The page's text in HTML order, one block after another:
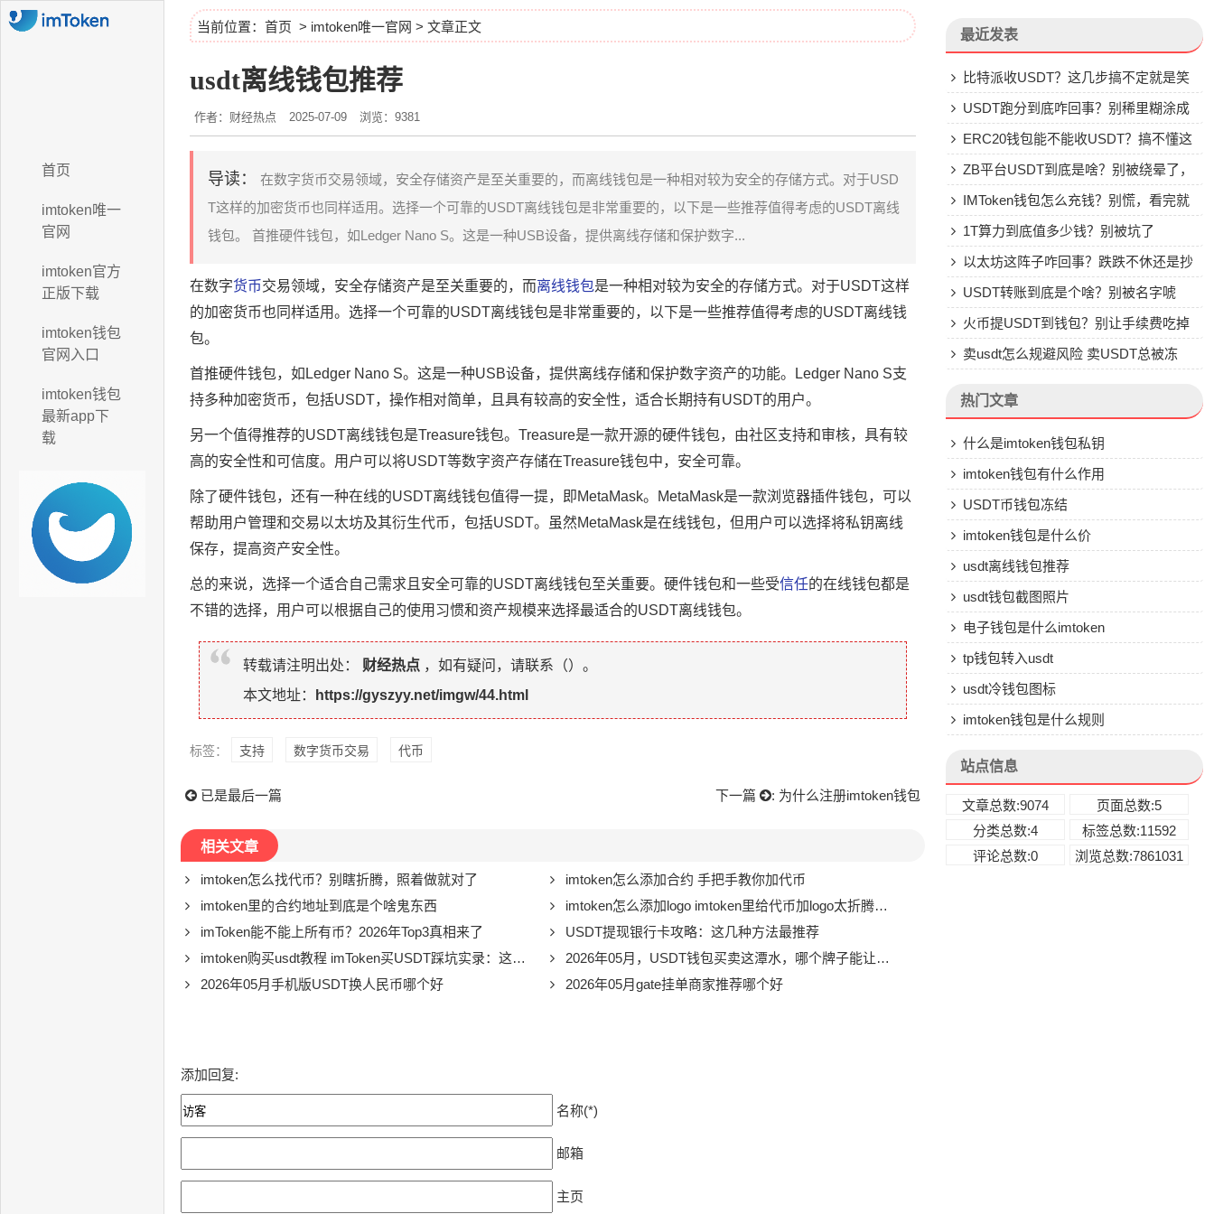
首页
imtoken唯一
官网
imtoken官方
正版下载
imtoken钱包
官网入口
imtoken钱包
最新app下
载
当前位置： 首页 > imtoken唯一官网 > 文章正文
usdt离线钱包推荐
作者：财经热点 2025-07-09 浏览：9381
导读：
在数字货币交易领域，安全存储资产是至关重要的，而离线钱包是一种相对较为安全的存储方式。对于USD
T这样的加密货币也同样适用。选择一个可靠的USDT离线钱包是非常重要的，以下是一些推荐值得考虑的USDT离线
钱包。 首推硬件钱包，如Ledger Nano S。这是一种USB设备，提供离线存储和保护数字...
在数字货币交易领域，安全存储资产是至关重要的，而离线钱包是一种相对较为安全的存储方式。对于USDT这样
的加密货币也同样适用。选择一个可靠的USDT离线钱包是非常重要的，以下是一些推荐值得考虑的USDT离线钱
包。
首推硬件钱包，如Ledger Nano S。这是一种USB设备，提供离线存储和保护数字资产的功能。Ledger Nano S支
持多种加密货币，包括USDT，操作相对简单，且具有较高的安全性，适合长期持有USDT的用户。
另一个值得推荐的USDT离线钱包是Treasure钱包。Treasure是一款开源的硬件钱包，由社区支持和审核，具有较
高的安全性和可信度。用户可以将USDT等数字资产存储在Treasure钱包中，安全可靠。
除了硬件钱包，还有一种在线的USDT离线钱包值得一提，即MetaMask。MetaMask是一款浏览器插件钱包，可以
帮助用户管理和交易以太坊及其衍生代币，包括USDT。虽然MetaMask是在线钱包，但用户可以选择将私钥离线
保存，提高资产安全性。
总的来说，选择一个适合自己需求且安全可靠的USDT离线钱包至关重要。硬件钱包和一些受信任的在线钱包都是
不错的选择，用户可以根据自己的使用习惯和资产规模来选择最适合的USDT离线钱包。
转载请注明出处： 财经热点 ，如有疑问，请联系（）。
本文地址：
https://gyszyy.net/imgw/44.html
标签： 支持 数字货币交易 代币
已是最后一篇 下一篇 : 为什么注册imtoken钱包
相关文章
imtoken怎么找代币？别瞎折腾，照着做就对了
imtoken怎么添加合约 手把手教你加代币
imtoken里的合约地址到底是个啥鬼东西
imtoken怎么添加logo imtoken里给代币加logo太折腾？教你几招简单粗暴的法子
imToken能不能上所有币？2026年Top3真相来了
USDT提现银行卡攻略：这几种方法最推荐
imtoken购买usdt教程 imToken买USDT踩坑实录：这5个骚操作我劝你别学（2026版）
2026年05月，USDT钱包买卖这潭水，哪个牌子能让你不湿鞋？
2026年05月手机版USDT换人民币哪个好
2026年05月gate挂单商家推荐哪个好
添加回复:
名称(*)
邮箱
主页
最近发表
比特派收USDT？这几步搞不定就是笑
话USDT跑分到底咋回事？别稀里糊涂成
了帮凶
ERC20钱包能不能收USDT？搞不懂这
些别乱转
ZB平台USDT到底是啥？别被绕晕了，
说点大实话
IMToken钱包怎么充钱？别慌，看完就
会1T算力到底值多少钱？别被坑了
以太坊这阵子咋回事？跌跌不休还是抄
底机会？
USDT转账到底是个啥？别被名字唬
住，一文说透
火币提USDT到钱包？别让手续费吃掉
你的钱
卖usdt怎么规避风险 卖USDT总被冻
热门文章
什么是imtoken钱包私钥
imtoken钱包有什么作用
USDT币钱包冻结
imtoken钱包是什么价
usdt离线钱包推荐
usdt钱包截图照片
电子钱包是什么imtoken
tp钱包转入usdt
usdt冷钱包图标
imtoken钱包是什么规则
站点信息
文章总数:9074
页面总数:5
分类总数:4
标签总数:11592
评论总数:0
浏览总数:7861031